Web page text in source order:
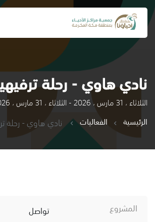
نادي هاوي - رحلة
الثلاثاء ، 31 مارس ، 2026 - الثلاثاء ، 31 مارس ، 2026
الرئيسية
الفعاليات نادي هاوي - رحلة
المشروع
تواصل